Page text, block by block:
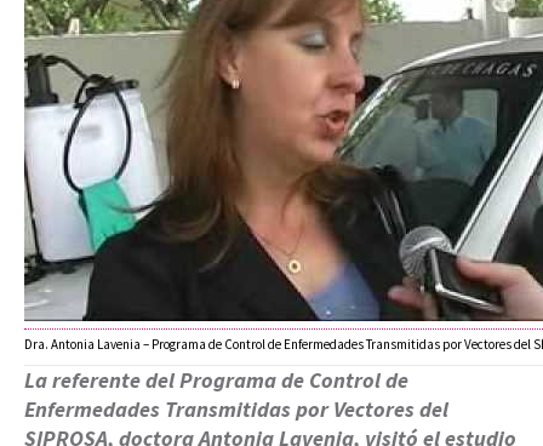
Dra. Antonia Lavenia – Programa de Control de Enfermedades Transmitidas por Vectores del
La referente del Programa de Control de
Enfermedades Transmitidas por Vectores del
SIPROSA, doctora Antonia Lavenia, visitó el estudio